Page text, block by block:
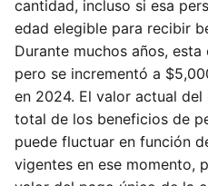
cantidad, incluso si esa
edad elegible para recibir
Durante muchos años,
pero se incrementó a
en 2024. El valor actual
total de los beneficios de
puede fluctuar en función
vigentes en ese momento,